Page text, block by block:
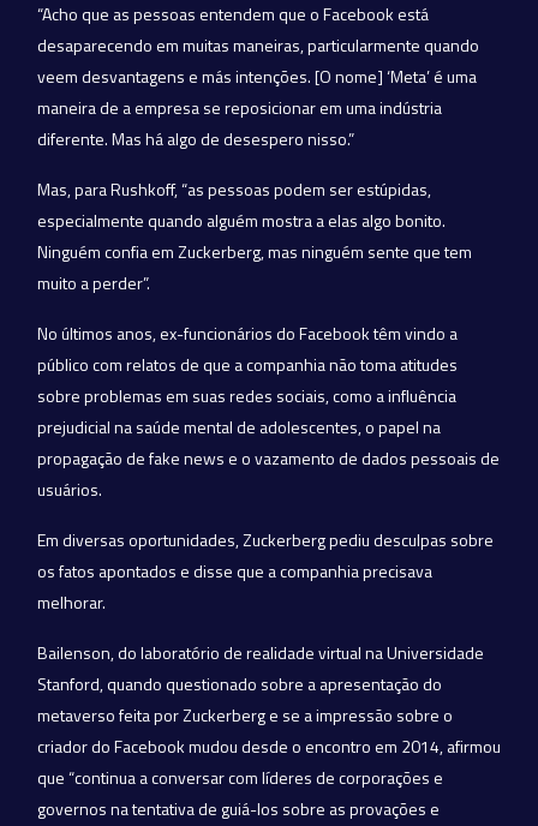
“Acho que as pessoas entendem que o Facebook está
desaparecendo em muitas maneiras, particularmente quando
veem desvantagens e más intenções. [O nome] ‘Meta’ é uma
maneira de a empresa se reposicionar em uma indústria
diferente. Mas há algo de desespero nisso.”
Mas, para Rushkoff, “as pessoas podem ser estúpidas,
especialmente quando alguém mostra a elas algo bonito.
Ninguém confia em Zuckerberg, mas ninguém sente que tem
muito a perder”.
No últimos anos, ex-funcionários do Facebook têm vindo a
público com relatos de que a companhia não toma atitudes
sobre problemas em suas redes sociais, como a influência
prejudicial na saúde mental de adolescentes, o papel na
propagação de fake news e o vazamento de dados pessoais de
usuários.
Em diversas oportunidades, Zuckerberg pediu desculpas sobre
os fatos apontados e disse que a companhia precisava
melhorar.
Bailenson, do laboratório de realidade virtual na Universidade
Stanford, quando questionado sobre a apresentação do
metaverso feita por Zuckerberg e se a impressão sobre o
criador do Facebook mudou desde o encontro em 2014, afirmou
que “continua a conversar com líderes de corporações e
governos na tentativa de guiá-los sobre as provações e